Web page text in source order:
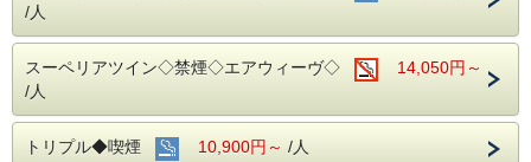
/人
スーペリアツイン◇禁煙◇エアウィーヴ◇
14,050円～
/人
トリプル◆喫煙 10,900円～ /人